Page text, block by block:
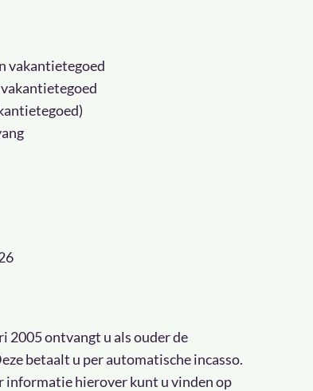
vakantietegoed
2005 ontvangt u als ouder de
betaalt u per automatische incasso.
informatie hierover kunt u vinden op